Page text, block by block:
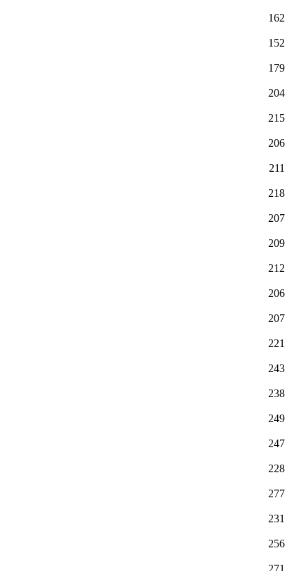
162
152
179
204
215
206
211
218
207
209
212
206
207
221
243
238
249
247
228
277
231
256
271